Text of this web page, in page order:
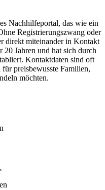
Nachhilfeportal, das wie ein
Registrierungszwang oder
direkt miteinander in Kontakt
20 Jahren und hat sich durch
Kontaktdaten sind oft
preisbewusste Familien,
möchten.